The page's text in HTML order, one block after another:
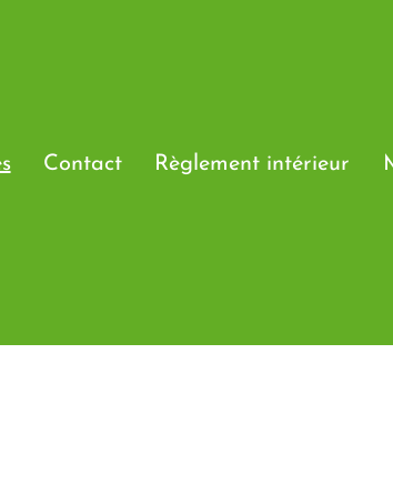
Contact Règlement intérieur